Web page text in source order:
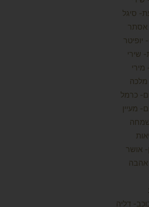
סיגל
אסתר
שירי
כרמל
מעיין
שמחה
אושר
אהבה
דליה